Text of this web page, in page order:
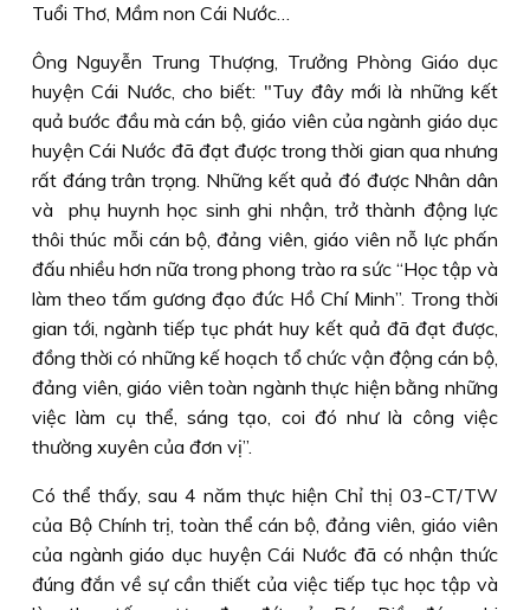
Tuổi Thơ, Mầm non Cái Nước…
Ông Nguyễn Trung Thượng, Trưởng Phòng Giáo dục
huyện Cái Nước, cho biết: "Tuy đây mới là những kết
quả bước đầu mà cán bộ, giáo viên của ngành giáo dục
huyện Cái Nước đã đạt được trong thời gian qua nhưng
rất đáng trân trọng. Những kết quả đó được Nhân dân
và phụ huynh học sinh ghi nhận, trở thành động lực
thôi thúc mỗi cán bộ, đảng viên, giáo viên nỗ lực phấn
đấu nhiều hơn nữa trong phong trào ra sức “Học tập và
làm theo tấm gương đạo đức Hồ Chí Minh”. Trong thời
gian tới, ngành tiếp tục phát huy kết quả đã đạt được,
đồng thời có những kế hoạch tổ chức vận động cán bộ,
đảng viên, giáo viên toàn ngành thực hiện bằng những
việc làm cụ thể, sáng tạo, coi đó như là công việc
thường xuyên của đơn vị”.
Có thể thấy, sau 4 năm thực hiện Chỉ thị 03-CT/TW
của Bộ Chính trị, toàn thể cán bộ, đảng viên, giáo viên
của ngành giáo dục huyện Cái Nước đã có nhận thức
đúng đắn về sự cần thiết của việc tiếp tục học tập và